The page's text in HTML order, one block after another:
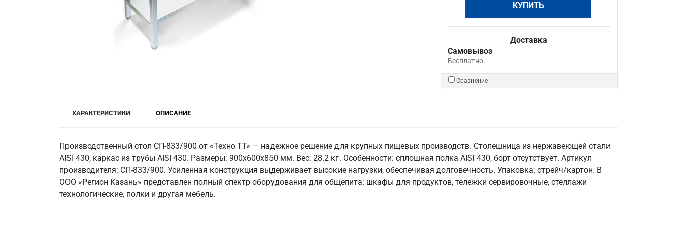
КУПИТЬ
Доставка
Самовывоз
Бесплатно.
Сравнение
ХАРАКТЕРИСТИКИ ОПИСАНИЕ
Производственный стол СП-833/900 от «Техно ТТ» — надежное решение для крупных пищевых производств. Столешница из нержавеющей стали
AISI 430, каркас из трубы AISI 430. Размеры: 900x600x850 мм. Вес: 28.2 кг. Особенности: сплошная полка AISI 430, борт отсутствует. Артикул
производителя: СП-833/900. Усиленная конструкция выдерживает высокие нагрузки, обеспечивая долговечность. Упаковка: стрейч/картон. В
ООО «Регион Казань» представлен полный спектр оборудования для общепита: шкафы для продуктов, тележки сервировочные, стеллажи
технологические, полки и другая мебель.